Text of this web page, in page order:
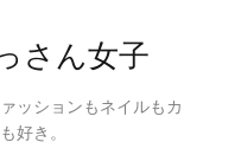
さん女子
ッションもネイルもカ
好き。